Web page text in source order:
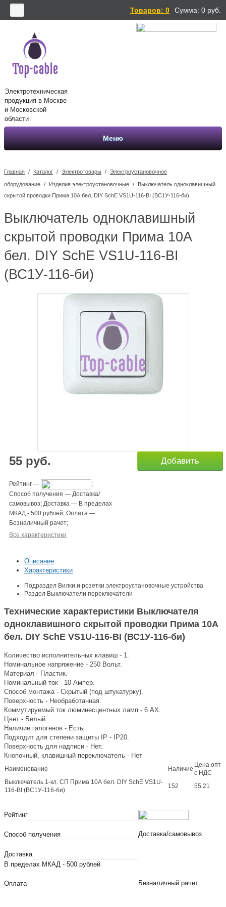
Товаров: 0 Сумма: 0 руб.
Электротехническая
продукция в Москве
и Московской
области
Меню
Главная / Каталог / Электротовары / Электроустановочное
оборудование / Изделия электроустановочные /
Выключатель одноклавишный
скрытой проводки Прима 10А бел. DIY SchE VS1U-116-BI (ВС1У-116-би)
Выключатель одноклавишный
скрытой проводки Прима 10А
бел. DIY SchE VS1U-116-BI
(ВС1У-116-би)
55 руб.
Рейтинг —
;
Способ получения — Доставка/
самовывоз; Доставка — В пределах
МКАД - 500 рублей; Оплата —
Безналичный рачет;
Все характеристики
Добавить
Описание
Характеристики
Подраздел Вилки и розетки электроустановочные устройства
Раздел Выключатели переключатели
Технические характеристики Выключателя
одноклавишного скрытой проводки Прима 10А
бел. DIY SchE VS1U-116-ВІ (ВС1У-116-би)
Количество исполнительных клавиш - 1.
Номинальное напряжение - 250 Вольт.
Материал - Пластик.
Номинальный ток - 10 Ампер.
Способ монтажа - Скрытый (под штукатурку).
Поверхность - Необработанная.
Коммутируемый ток люминесцентных ламп - 6 AX.
Цвет - Белый.
Наличие галогенов - Есть.
Подходит для степени защиты IP - IP20.
Поверхность для надписи - Нет.
Кнопочный, клавишный переключатель - Нет
Наименование Наличие
Цена опт
с НДС
Выключатель 1-кл. СП Прима 10А бел. DIY SchE VS1U-
116-BI (ВС1У-116-би)
152 55.21
Рейтинг
Способ получения Доставка/самовывоз
Доставка
В пределах МКАД - 500 рублей
Оплата Безналичный рачет